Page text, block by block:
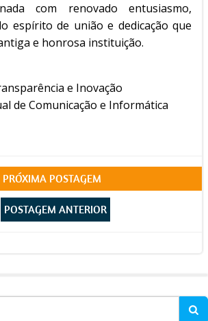
com renovado entusiasmo,
espírito de união e dedicação que
e honrosa instituição.
e Inovação
de Comunicação e Informática
PRÓXIMA POSTAGEM
Post
POSTAGEM ANTERIOR